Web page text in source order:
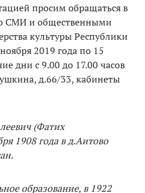
просим обращаться в
СМИ и общественными
культуры Республики
2019 года по 15
дни с 9.00 до 17.00 часов
д.66/33, кабинеты
(Фатих
1908 года в д.Аитово
образование, в 1922